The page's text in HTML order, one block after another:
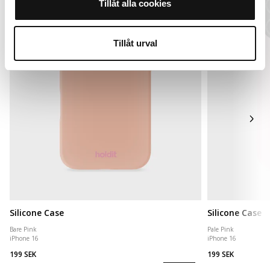
Tillåt alla cookies
Tillåt urval
Silicone Case
Bare Pink
iPhone 16
199 SEK
Silicone Case
Pale Pink
iPhone 16
199 SEK